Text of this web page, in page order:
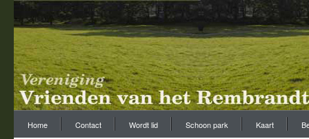
Home Contact Wordt lid Schoon park Kaart